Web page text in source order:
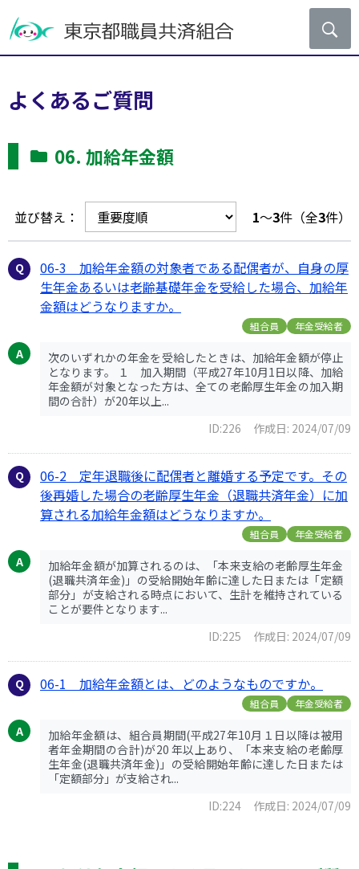
よくあるご質問
06. 加給年金額
並び替え： 1～3件（全3件）
06-3 加給年金額の対象者である配偶者が、自身の厚
生年金あるいは老齢基礎年金を受給した場合、加給年
金額はどうなりますか。
組合員 年金受給者
次のいずれかの年金を受給したときは、加給年金額が停止
となります。 １ 加入期間（平成27年10月1日以降、加給
年金額が対象となった方は、全ての老齢厚生年金の加入期
間の合計）が20年以上...
ID:226
作成日: 2024/07/09
06-2 定年退職後に配偶者と離婚する予定です。その
後再婚した場合の老齢厚生年金（退職共済年金）に加
算される加給年金額はどうなりますか。
組合員 年金受給者
加給年金額が加算されるのは、「本来支給の老齢厚生年金
(退職共済年金)」の受給開始年齢に達した日または「定額
部分」が支給される時点において、生計を維持されている
ことが要件となります...
ID:225
作成日: 2024/07/09
06-1 加給年金額とは、どのようなものですか。
組合員 年金受給者
加給年金額は、組合員期間(平成27年10月１日以降は被用
者年金期間の合計)が20 年以上あり、「本来支給の老齢厚
生年金(退職共済年金)」の受給開始年齢に達した日または
「定額部分」が支給され...
ID:224
作成日: 2024/07/09